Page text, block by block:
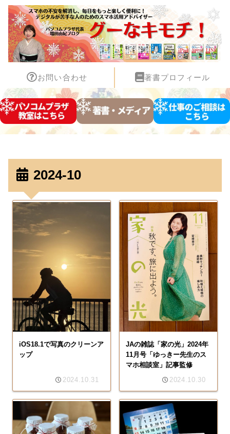
お問い合わせ 著書プロフィール
2024-10
iOS18.1で写真のクリーンア
ップ
2024.10.31
JAの雑誌「家の光」2024年
11月号「ゆっきー先生のス
マホ相談室」記事監修
2024.10.30